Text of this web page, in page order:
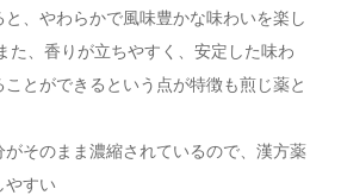
、やわらかで風味豊かな味わいを楽し
た、香りが立ちやすく、安定した味わ
とができるという点が特徴も煎じ薬と
がそのまま濃縮されているので、漢方薬
やすい